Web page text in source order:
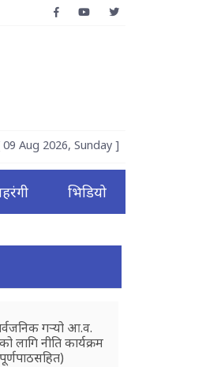
09 Aug 2026, Sunday ]
भिडियो
गर्‍यो आ.व.
लागि नीति कार्यक्रम